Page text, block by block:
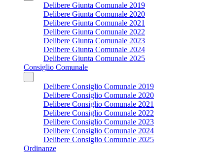
Delibere Giunta Comunale 2019
Delibere Giunta Comunale 2020
Delibere Giunta Comunale 2021
Delibere Giunta Comunale 2022
Delibere Giunta Comunale 2023
Delibere Giunta Comunale 2024
Delibere Giunta Comunale 2025
Consiglio Comunale
Delibere Consiglio Comunale 2019
Delibere Consiglio Comunale 2020
Delibere Consiglio Comunale 2021
Delibere Consiglio Comunale 2022
Delibere Consiglio Comunale 2023
Delibere Consiglio Comunale 2024
Delibere Consiglio Comunale 2025
Ordinanze